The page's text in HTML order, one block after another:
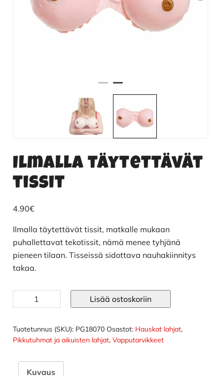
Ilmalla täytettävät
tissit
4.90€
Ilmalla täytettävät tissit, matkalle mukaan
puhallettavat tekotissit, nämä menee tyhjänä
pieneen tilaan. Tisseissä sidottava nauhakiinnitys
takaa.
täytettävät
määrä
Lisää ostoskoriin
Tuotetunnus (SKU): PG18070 Osastot: Hauskat lahjat,
Pikkutuhmat ja aikuisten lahjat, Vapputarvikkeet
Kuvaus